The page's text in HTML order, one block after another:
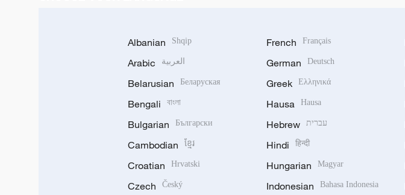
Albanian Shqip
Arabic العربية
Belarusian Беларуская
Bengali বাংলা
Bulgarian Български
Cambodian ខ្មែរ
Croatian Hrvatski
Czech Český
French Français
German Deutsch
Greek Ελληνικά
Hausa Hausa
Hebrew עברית
Hindi हिन्दी
Hungarian Magyar
Indonesian Bahasa Indonesia